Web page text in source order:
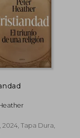
2024, Tapa Dura,